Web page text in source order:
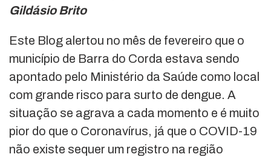
Gildásio Brito
Este Blog alertou no mês de fevereiro que o
município de Barra do Corda estava sendo
apontado pelo Ministério da Saúde como local
com grande risco para surto de dengue. A
situação se agrava a cada momento e é muito
pior do que o Coronavírus, já que o COVID-19
não existe sequer um registro na região